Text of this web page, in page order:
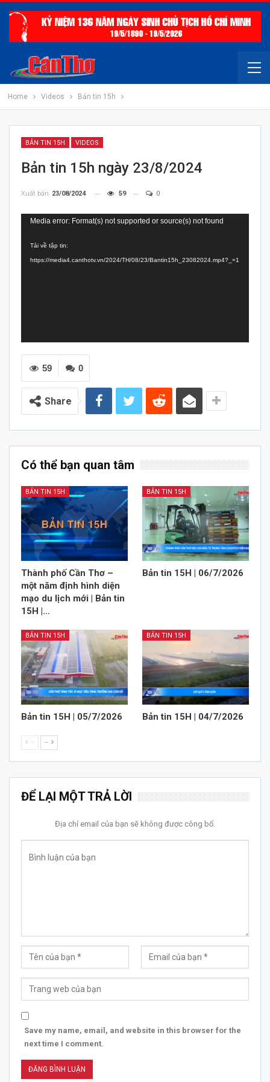
Home Videos Bản tin 15h
BẢN TIN 15H VIDEOS
Bản tin 15h ngày 23/8/2024
Xuất bản 23/08/2024 59 0
Trình
Video
Media error: Format(s) not supported or source(s) not found
Tải về tập tin:
https://media4.canthotv.vn/2024/TH/08/23/Bantin15h_23082024.mp4?_=1
0
59
Share
Có thể bạn quan tâm
BẢN TIN 15H
Thành phố Cần Thơ –
một năm định hình diện
mạo du lịch mới | Bản tin
15H |…
BẢN TIN 15H
Bản tin 15H | 06/7/2026
BẢN TIN 15H
Bản tin 15H | 05/7/2026
BẢN TIN 15H
Bản tin 15H | 04/7/2026
-- --
ĐỂ LẠI MỘT TRẢ LỜI
Địa chỉ email của bạn sẽ không được công bố.
Save my name, email, and website in this browser for the
next time I comment.